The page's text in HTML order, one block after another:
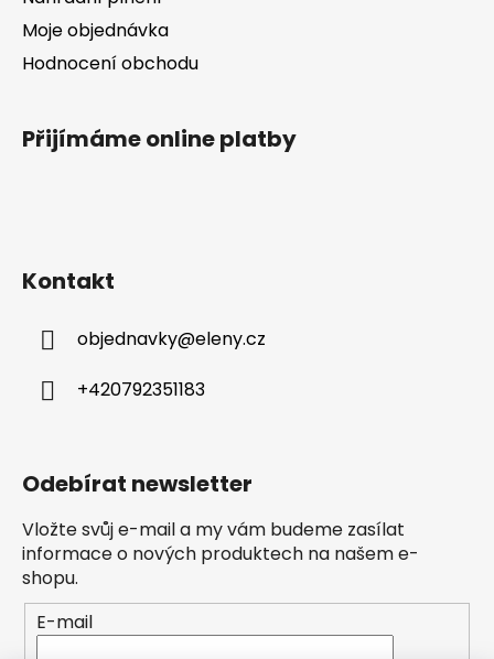
Moje objednávka
Hodnocení obchodu
Přijímáme online platby
Kontakt
objednavky@eleny.cz
+420792351183
Odebírat newsletter
Vložte svůj e-mail a my vám budeme zasílat
informace o nových produktech na našem e-
shopu.
E-mail